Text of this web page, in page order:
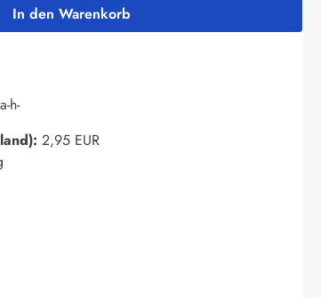
In den Warenkorb
h-
2,95 EUR